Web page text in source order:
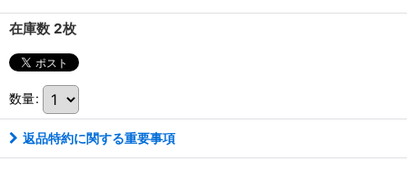
在庫数 2枚
数量:
返品特約に関する重要事項